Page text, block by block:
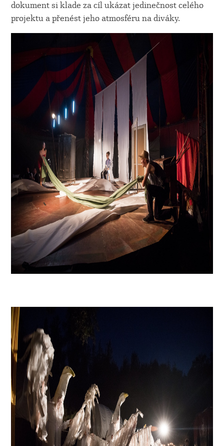
dokument si klade za cíl ukázat jedinečnost celého
projektu a přenést jeho atmosféru na diváky.